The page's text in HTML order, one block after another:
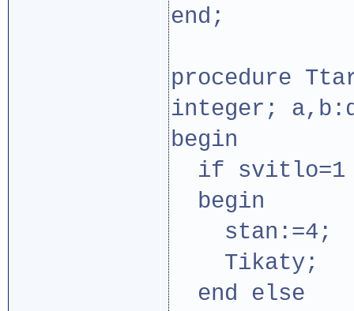
end;
procedure
integer;
begin
if svitlo=1
begin
stan:=4;
Tikaty;
end else